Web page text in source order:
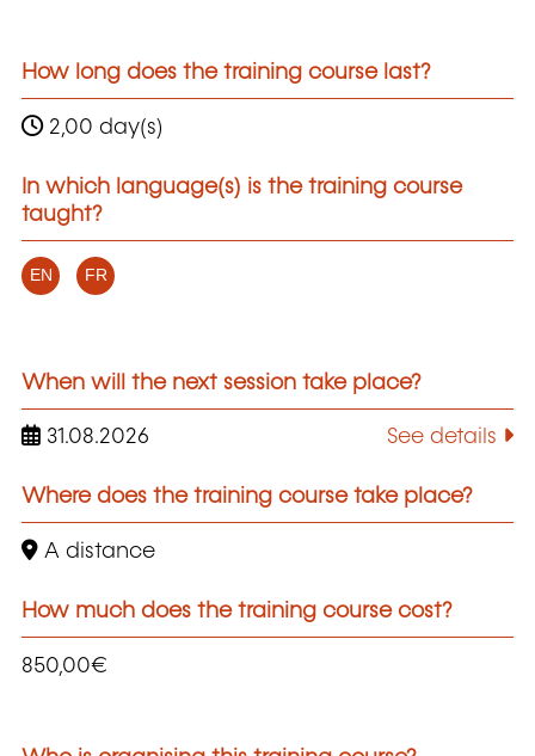
How long does the training course last?
2,00 day(s)
In which language(s) is the training course
taught?
EN FR
When will the next session take place?
31.08.2026 See details
Where does the training course take place?
A distance
How much does the training course cost?
850,00€